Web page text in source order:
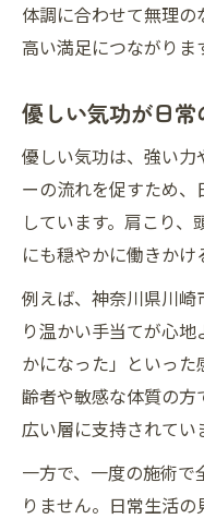
体調に合わせて無理
高い満足につながりま
優しい気功が日
優しい気功は、強い力
ーの流れを促すため
しています。肩こり
にも穏やかに働きかけ
例えば、神奈川県川
り温かい手当てが心
かになった」といっ
齢者や敏感な体質の
広い層に支持されてい
一方で、一度の施術
りません。日常生活